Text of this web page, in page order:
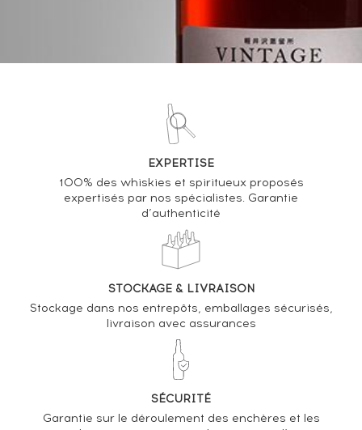
VENDEZ-LE !
Bowmore 1987 Wemyss Malts Sweet Peat Posy One
of 231 - bottled 2014 Single Cask Release
VARIATION DE LA COTE
EXPERTISE
100% des whiskies et spiritueux proposés
expertisés par nos spécialistes. Garantie
d’authenticité
STOCKAGE & LIVRAISON
Stockage dans nos entrepôts, emballages sécurisés,
livraison avec assurances
SÉCURITÉ
Garantie sur le déroulement des enchères et les